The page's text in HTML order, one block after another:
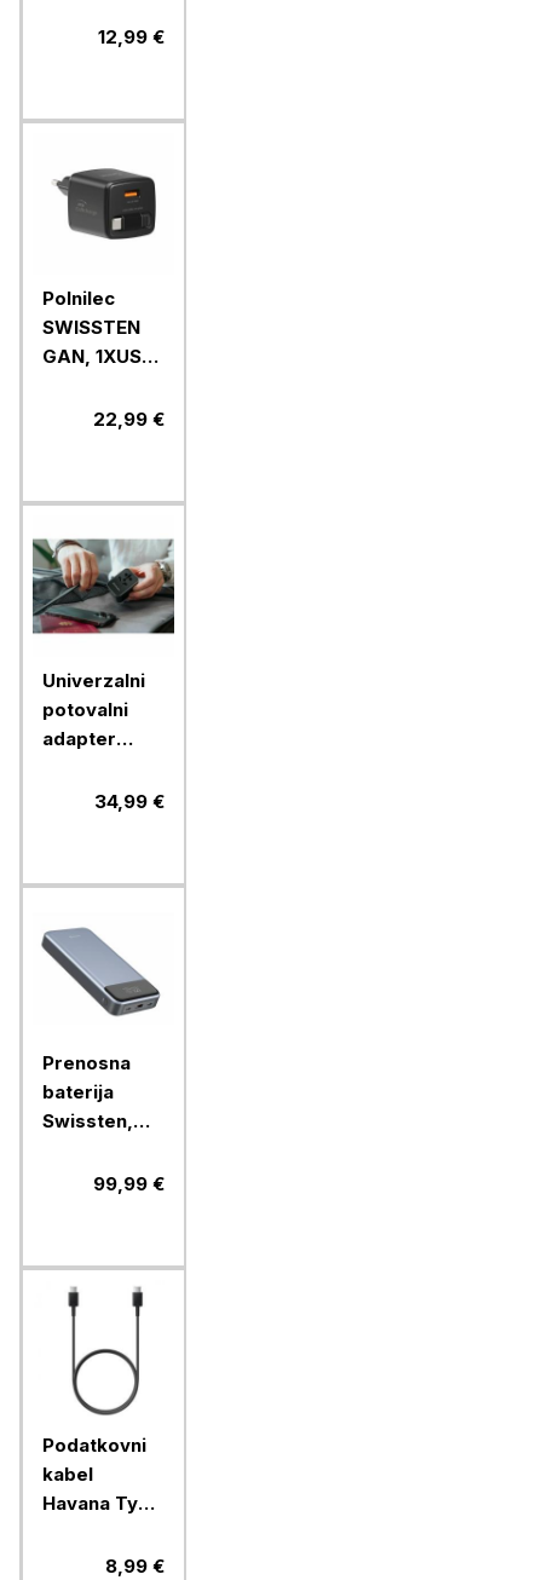
PD,1xUSB-A
12,99 €
Polnilec
SWISSTEN
GAN, 1XUSB-
C kabel,22,99 €
Univerzalni
potovalni
adapter
30W USB-C
49545
34,99 €
Prenosna
baterija
Swissten,
133W PD99,99 €
Podatkovni
kabel
Havana Type
8,99 €